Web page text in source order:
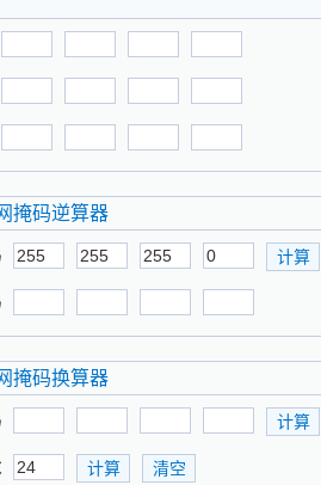
掩码逆算器
掩码换算器